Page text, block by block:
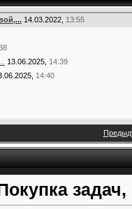
14.03.2022, 13:55
13.06.2025, 14:39
14:40